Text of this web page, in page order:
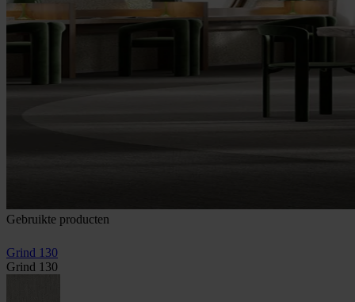
Gebruikte producten
Grind 130
Grind 130